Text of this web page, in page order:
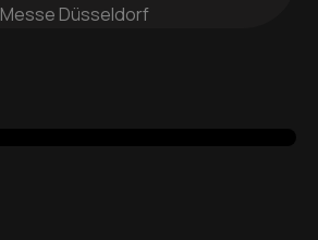
Messe Düsseldorf